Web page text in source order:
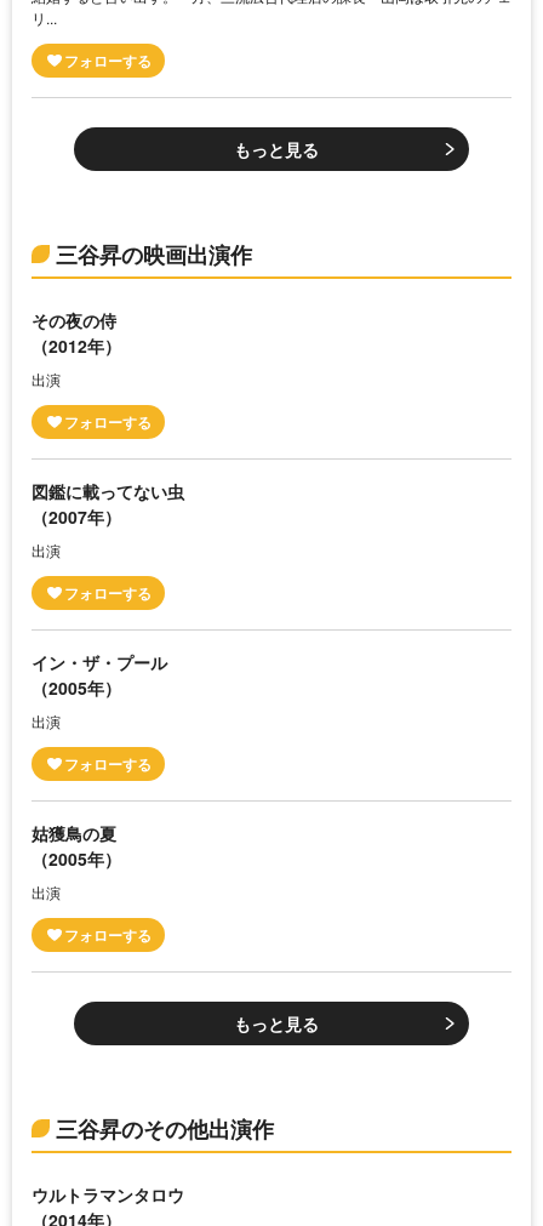
リ...
もっと見る
三谷昇の映画出演作
その夜の侍
（2012年）
出演
図鑑に載ってない虫
（2007年）
出演
イン・ザ・プール
（2005年）
出演
姑獲鳥の夏
（2005年）
出演
もっと見る
三谷昇のその他出演作
ウルトラマンタロウ
（2014年）